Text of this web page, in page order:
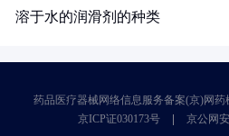
溶于水的润滑剂的种类
药品医疗器械网络信息服务备案(京)网药
京ICP证030173号
京公网